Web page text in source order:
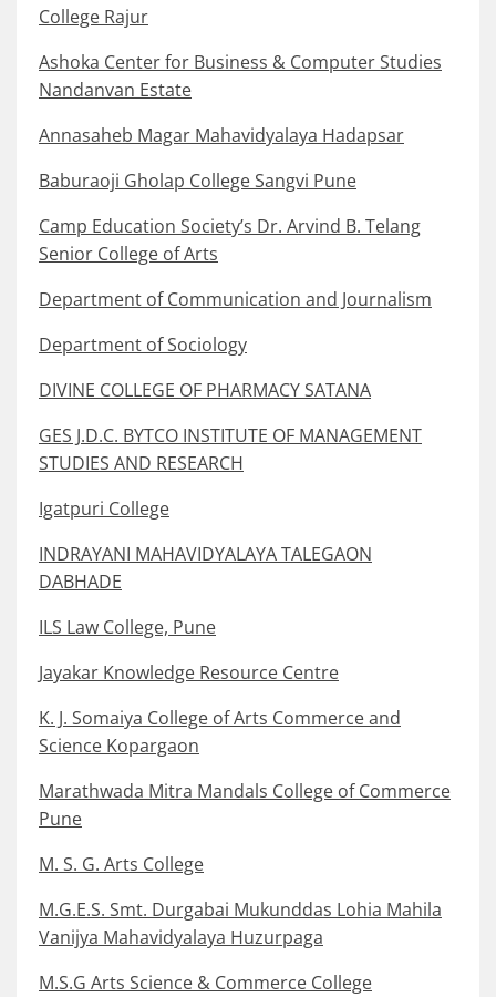
College Rajur
Ashoka Center for Business & Computer Studies
Nandanvan Estate
Annasaheb Magar Mahavidyalaya Hadapsar
Baburaoji Gholap College Sangvi Pune
Camp Education Society’s Dr. Arvind B. Telang
Senior College of Arts
Department of Communication and Journalism
Department of Sociology
DIVINE COLLEGE OF PHARMACY SATANA
GES J.D.C. BYTCO INSTITUTE OF MANAGEMENT
STUDIES AND RESEARCH
Igatpuri College
INDRAYANI MAHAVIDYALAYA TALEGAON
DABHADE
ILS Law College, Pune
Jayakar Knowledge Resource Centre
K. J. Somaiya College of Arts Commerce and
Science Kopargaon
Marathwada Mitra Mandals College of Commerce
Pune
M. S. G. Arts College
M.G.E.S. Smt. Durgabai Mukunddas Lohia Mahila
Vanijya Mahavidyalaya Huzurpaga
M.S.G Arts Science & Commerce College